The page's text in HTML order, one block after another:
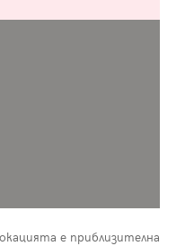
е приблизителна
повече снимки и да получите